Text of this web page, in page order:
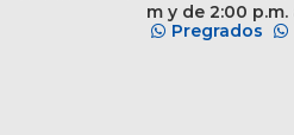
m y de 2:00 p.m.
Pregrados